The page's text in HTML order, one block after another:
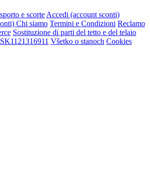
e scorteAccedi (account sconti)
Chi siamo Termini e Condizioni Reclamo
Sostituzione di parti del tetto e del telaio
Všetko o stanoch Cookies